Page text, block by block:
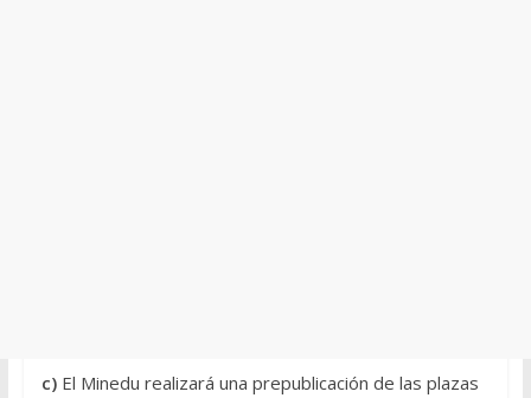
c) El Minedu realizará una prepublicación de las plazas